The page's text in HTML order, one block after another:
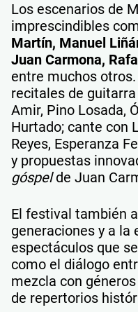
Los escenarios de
imprescindibles
Martín, Manuel
Juan Carmona,
entre muchos
recitales de guitarra
Amir, Pino Losada,
Hurtado; cante con
Reyes, Esperanza
y propuestas
góspelde Juan
El festival también
generaciones y a la
espectáculos que
como el diálogo
mezcla con
de repertorios